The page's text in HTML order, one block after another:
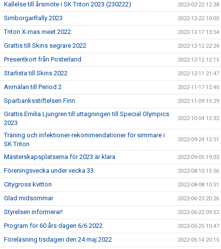
Kallelse till årsmöte i SK Triton 2023 (230222) 2023-02-22 12:38
SimborgarRally 2023 2022-12-22 10:05
Triton X-mas meet 2022 2022-12-17 13:54
Grattis till Skins segrare 2022 2022-12-12 22:24
Presentkort från Posterland 2022-12-12 12:15
Starlista till Skins 2022 2022-12-11 21:47
Anmälan till Period 2 2022-11-17 12:40
Sparbanksstiftelsen Finn 2022-11-09 15:29
Grattis Emilia Ljungren till uttagningen till Special Olympics
2023
2022-10-04 12:32
Träning och infektioner-rekommendationer för simmare i
SK Triton
2022-09-24 12:51
Mästerskapsplatserna för 2023 är klara 2022-09-05 19:03
Föreningsvecka under vecka 33 2022-08-10 15:56
Citygross kvitton 2022-08-08 10:51
Glad midsommar 2022-06-23 20:26
Styrelsen informerar! 2022-06-22 09:52
Program för 60 års dagen 6/6 2022 2022-05-25 10:47
Föreläsning tisdagen den 24 maj 2022 2022-05-14 20:15